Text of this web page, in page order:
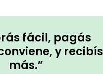
fácil, pagás
y recibís
más.”